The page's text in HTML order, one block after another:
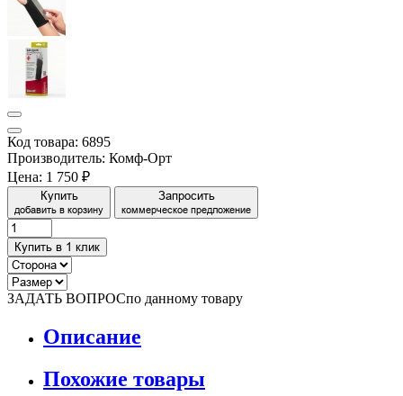
Код товара: 6895
Производитель: Комф-Орт
Цена: 1 750 ₽
Купить
добавить в корзину
Запросить
коммерческое предложение
Купить в 1 клик
ЗАДАТЬ ВОПРОСпо данному товару
Описание
Похожие товары